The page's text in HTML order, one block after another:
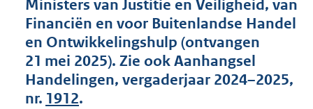
Ministers van Justitie en Veiligheid, van
Financiën en voor Buitenlandse Handel
en Ontwikkelingshulp (ontvangen
21 mei 2025). Zie ook Aanhangsel
Handelingen, vergaderjaar 2024–2025,
nr. 1912.